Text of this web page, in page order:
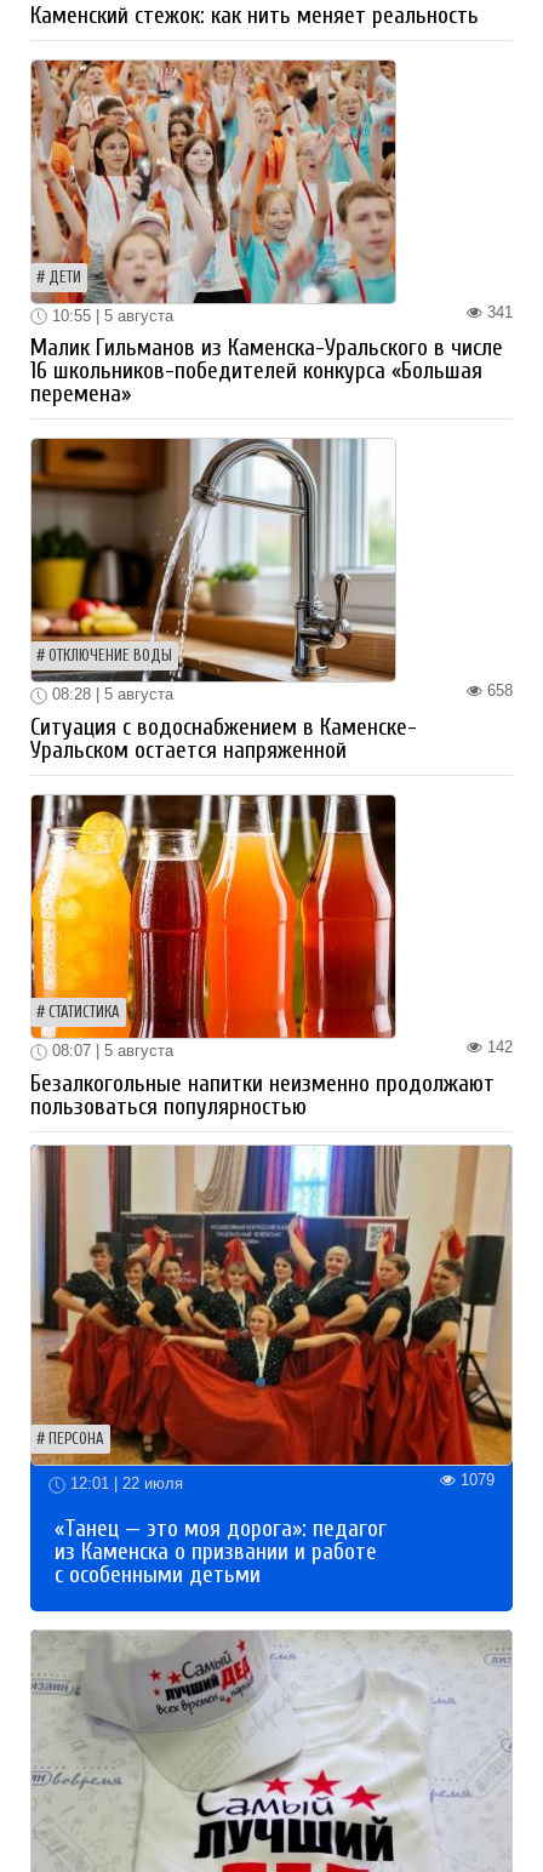
Каменский стежок: как нить меняет реальность
ДЕТИ
341
10:55 | 5 августа
Малик Гильманов из Каменска-Уральского в числе
16 школьников-победителей конкурса «Большая
перемена»
ОТКЛЮЧЕНИЕ ВОДЫ
658
08:28 | 5 августа
Ситуация с водоснабжением в Каменске-
Уральском остается напряженной
СТАТИСТИКА
142
08:07 | 5 августа
Безалкогольные напитки неизменно продолжают
пользоваться популярностью
ПЕРСОНА
12:01 | 22 июля 1079
«Танец — это моя дорога»: педагог
из Каменска о призвании и работе
с особенными детьми